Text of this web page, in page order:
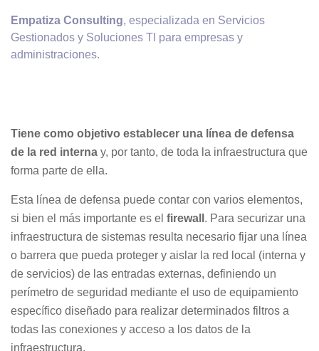
Empatiza Consulting, especializada en Servicios
Gestionados y Soluciones TI para empresas y
administraciones.
Tiene como objetivo establecer una línea de defensa
de la red interna y, por tanto, de toda la infraestructura que
forma parte de ella.
Esta línea de defensa puede contar con varios elementos,
si bien el más importante es el firewall . Para securizar una
infraestructura de sistemas resulta necesario fijar una línea
o barrera que pueda proteger y aislar la red local (interna y
de servicios) de las entradas externas, definiendo un
perímetro de seguridad mediante el uso de equipamiento
específico diseñado para realizar determinados filtros a
todas las conexiones y acceso a los datos de la
infraestructura.